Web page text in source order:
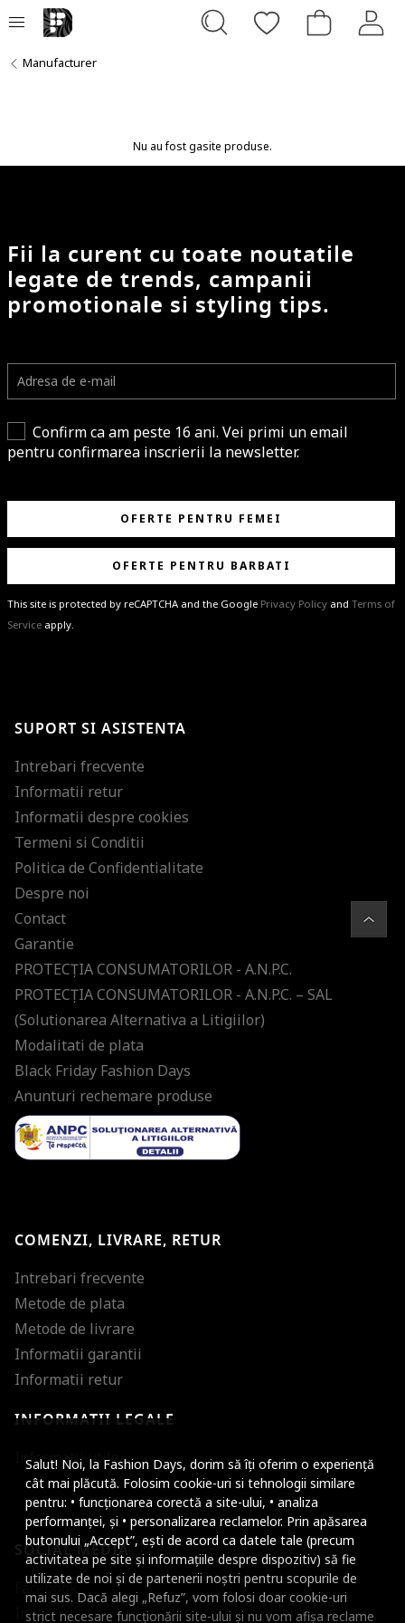
Salut! Noi, la Fashion Days, dorim să îți oferim o experiență
cât mai plăcută. Folosim cookie-uri si tehnologii similare
pentru: • funcționarea corectă a site-ului, • analiza
performanței, și • personalizarea reclamelor. Prin apăsarea
butonului „Accept”, ești de acord ca datele tale (precum
activitatea pe site și informațiile despre dispozitiv) să fie
utilizate de noi și de partenerii noștri pentru scopurile de
mai sus. Dacă alegi „Refuz”, vom folosi doar cookie-uri
strict necesare funcționării site-ului și nu vom afișa reclame
Manufacturer
Nu au fost gasite produse.
Fii la curent cu toate noutatile
legate de trends, campanii
promotionale si styling tips.
Confirm ca am peste 16 ani. Vei primi un email
pentru confirmarea inscrierii la newsletter.
OFERTE PENTRU FEMEI
OFERTE PENTRU BARBATI
This site is protected by reCAPTCHA and the Google Privacy Policy and Terms of
Service apply.
ultimele tendinte in moda!
SUPORT SI ASISTENTA
Intrebari frecvente
Informatii retur
Informatii despre cookies
Termeni si Conditii
Politica de Confidentialitate
Despre noi
Contact
Garantie
PROTECŢIA CONSUMATORILOR - A.N.P.C.
PROTECŢIA CONSUMATORILOR - A.N.P.C. – SAL
(Solutionarea Alternativa a Litigiilor)
Modalitati de plata
Black Friday Fashion Days
Anunturi rechemare produse
COMENZI, LIVRARE, RETUR
Intrebari frecvente
Metode de plata
Metode de livrare
Informatii garantii
Informatii retur
INFORMATII LEGALE
Informatii utile
SOCIAL MEDIA
Facebook
Instagram
Micsoreaza
Mareste spatierea
Micsoreaza
Mareste inaltimea